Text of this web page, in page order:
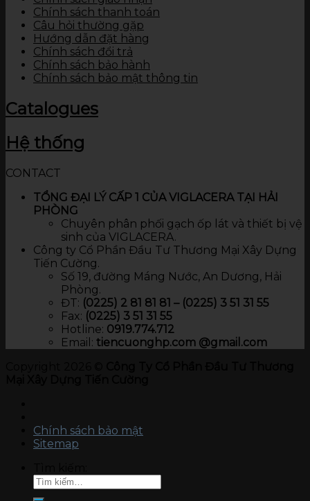
Chính sách thanh toán
Câu hỏi thường gặp
Hướng dẫn đặt hàng
Chính sách đổi trả
Chính sách bảo hành
Chính sách bảo mật thông tin
Catalogues
Hệ thống
CONTACT
TỔNG ĐẠI LÝ CẤP 1 CỦA VIGLACERA TẠI HẢI
PHÒNG
Chuyên phân phối gạch ốp lát và thiết bị vệ
sinh của VIGLACERA.
Công ty Cổ Phần Đầu Tư Thương Mại Xây Dựng
Tiến Cường.
Số 19, đường Máng Nước, An Dương, Hải
Phòng.
ĐT: (0225) 2 81 81 81 – (0225) 3 51 31 55
Fax: (0225) 3 51 31 55
Hotline: 0919.774.712​
Email: tiencuonghp.com @gmail.com
Chính sách bảo mật
Sitemap